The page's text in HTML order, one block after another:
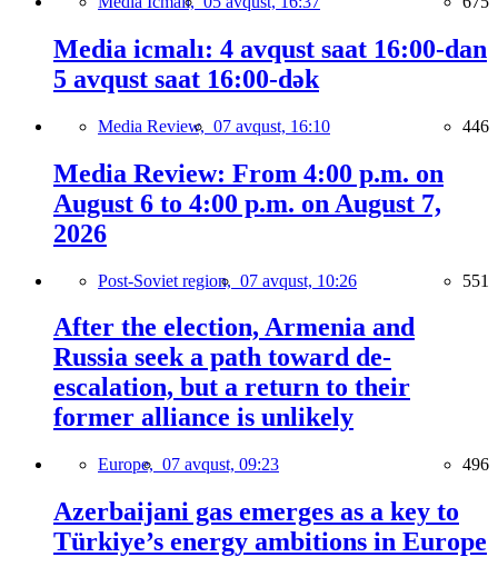
Media icmalı: 4 avqust saat 16:00-dan
5 avqust saat 16:00-dək
Media Review, 07 avqust, 16:10 446
Media Review: From 4:00 p.m. on
August 6 to 4:00 p.m. on August 7,
2026
Post-Soviet region, 07 avqust, 10:26 551
After the election, Armenia and
Russia seek a path toward de-
escalation, but a return to their
former alliance is unlikely
Europe, 07 avqust, 09:23 496
Azerbaijani gas emerges as a key to
Türkiye’s energy ambitions in Europe